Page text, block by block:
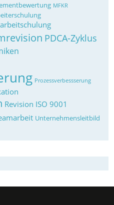
MFKR
PDCA-Zyklus
Prozessverbessserung
Revision ISO 9001
Unternehmensleitbild